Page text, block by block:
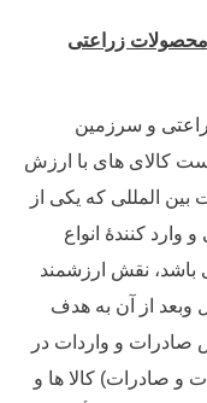
زراعتی
و سرزمین
است کالای های با ارزش
المللی که یکی از
کنندۀ انواع
نقش ارزشمند
وبعد از آن به هدف
صادرات و واردات در
و صادرات) کالا ها و